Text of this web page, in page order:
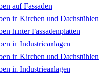
auf Fassaden
in Kirchen und Dachstühlen
hinter Fassadenplatten
in Industrieanlagen
in Kirchen und Dachstühlen
in Industrieanlagen